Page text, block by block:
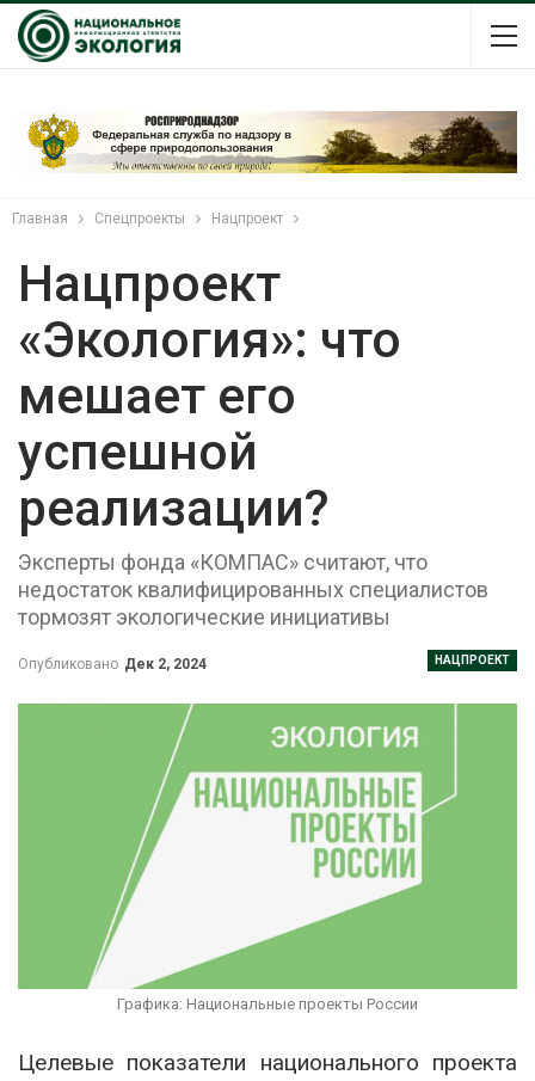
Главная Спецпроекты Нацпроект
Нацпроект
«Экология»: что
мешает его
успешной
реализации?
Эксперты фонда «КОМПАС» считают, что
недостаток квалифицированных специалистов
тормозят экологические инициативы
НАЦПРОЕКТ
Опубликовано Дек 2, 2024
Графика: Национальные проекты России
Целевые показатели национального проекта